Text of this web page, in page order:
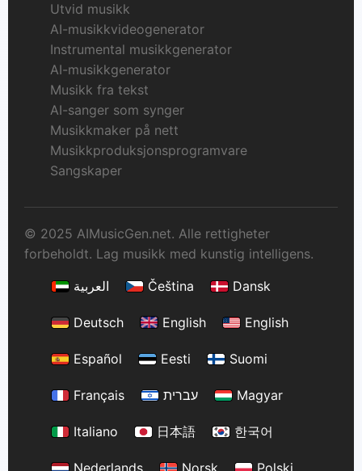
Utvid musikk
AI-musikkvideogenerator
Instrumental musikkgenerator
AI-musikkgenerator
Musikk fra tekst
AI-sanger som synger
Musikkmaker på nett
Musikkproduksjonsprogramvare
Sangskaper
© 2025 AIMusicGen.net. Alle rettigheter
forbeholdt. Lag musikk med kunstig intelligens.
العربية
Čeština Dansk
Deutsch English English
Español Eesti Suomi
Français עברית Magyar
Italiano 日本語 한국어
Nederlands Norsk Polski